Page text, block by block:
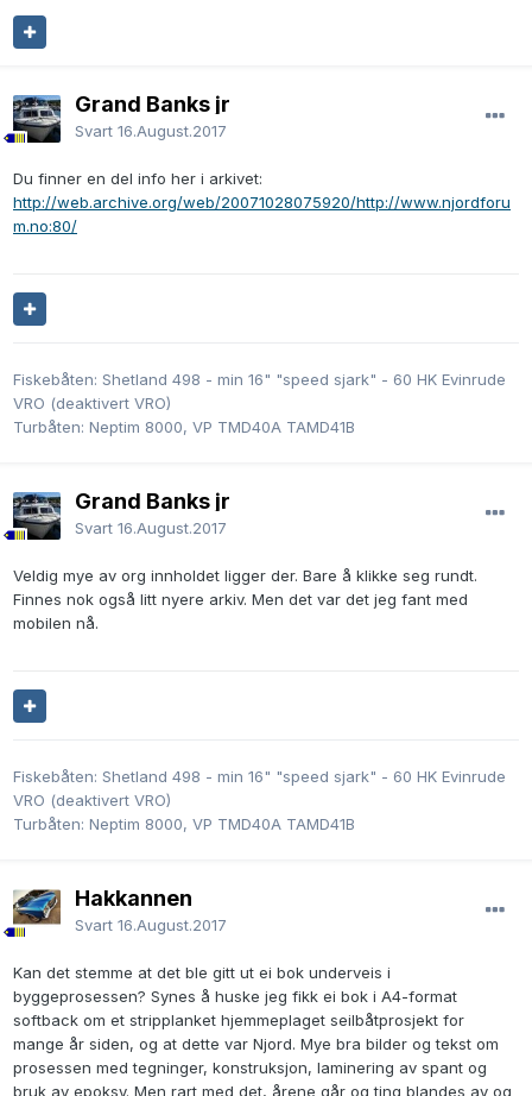
Grand Banks jr
Svart 16.August.2017
Du finner en del info her i arkivet:
http://web.archive.org/web/20071028075920/http://www.njordforu
m.no:80/
Fiskebåten: Shetland 498 - min 16" "speed sjark" - 60 HK Evinrude
VRO (deaktivert VRO)
Turbåten: Neptim 8000, VP TMD40A TAMD41B
Grand Banks jr
Svart 16.August.2017
Veldig mye av org innholdet ligger der. Bare å klikke seg rundt.
Finnes nok også litt nyere arkiv. Men det var det jeg fant med
mobilen nå.
Fiskebåten: Shetland 498 - min 16" "speed sjark" - 60 HK Evinrude
VRO (deaktivert VRO)
Turbåten: Neptim 8000, VP TMD40A TAMD41B
Hakkannen
Svart 16.August.2017
Kan det stemme at det ble gitt ut ei bok underveis i
byggeprosessen? Synes å huske jeg fikk ei bok i A4-format
softback om et stripplanket hjemmeplaget seilbåtprosjekt for
mange år siden, og at dette var Njord. Mye bra bilder og tekst om
prosessen med tegninger, konstruksjon, laminering av spant og
bruk av epoksy. Men rart med det, årene går og ting blandes av og